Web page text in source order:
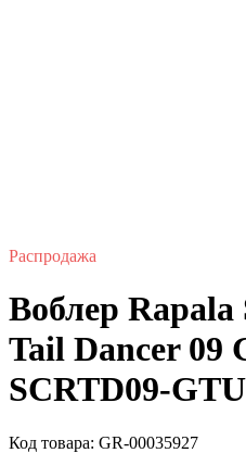
Распродажа
Воблер Rapala
Tail Dancer 09
SCRTD09-GTU
Код товара: GR-00035927